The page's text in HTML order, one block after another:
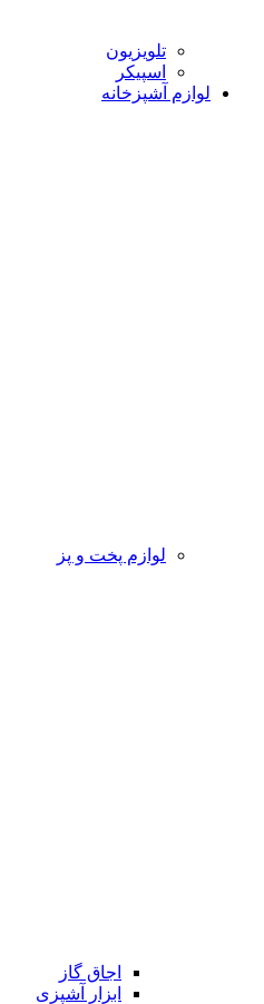
تلویزیون
اسپیکر
لوازم آشپزخانه
لوازم پخت و پز
اجاق گاز
ابزار آشپزی